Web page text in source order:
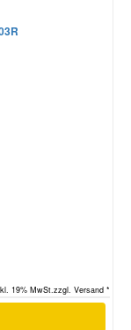
19% MwSt.zzgl. Versand *